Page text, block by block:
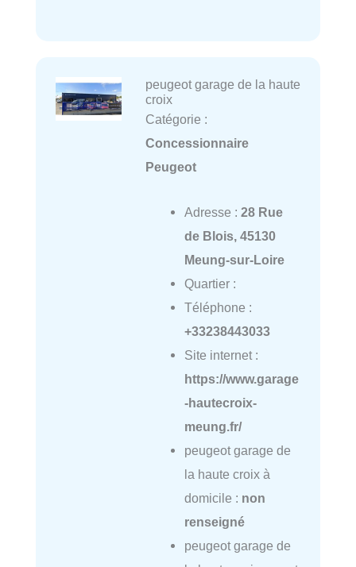
peugeot garage de la haute
croix
Catégorie :
Concessionnaire
Peugeot
Adresse : 28 Rue
de Blois, 45130
Meung-sur-Loire
Quartier :
Téléphone :
+33238443033
Site internet :
https://www.garage
-hautecroix-
meung.fr/
peugeot garage de
la haute croix à
domicile : non
renseigné
peugeot garage de